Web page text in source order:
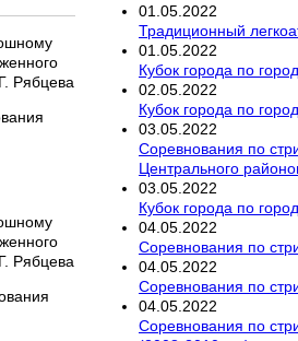
Рябцева
Рябцева
01 05 2022
Традиционный
01 05 2022
Кубок города по
02 05 2022
Кубок города по
03 05 2022
Соревнования по
Центрального
03 05 2022
Кубок города по
04 05 2022
Соревнования по
04 05 2022
Соревнования по
04 05 2022
Соревнования по